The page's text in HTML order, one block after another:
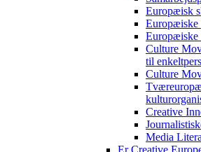
Europæisk
Europæiske
Culture
til
Culture
Creative
Media
Er Creative